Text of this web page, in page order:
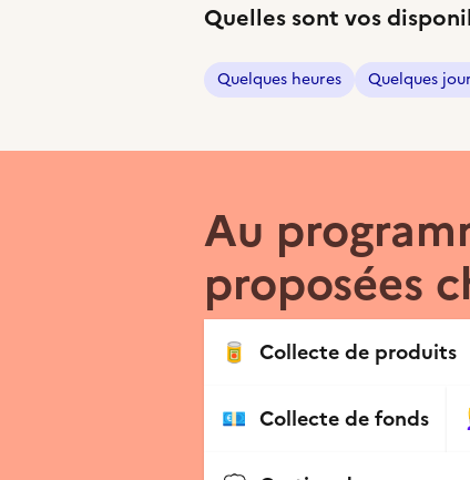
Quelles sont vos
Quelques heures Quelques
Au
proposées
🥫 Collecte de produits
💶 Collecte de fonds